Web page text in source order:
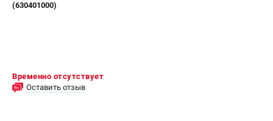
(630401000)
Временно отсутствует
Оставить отзыв